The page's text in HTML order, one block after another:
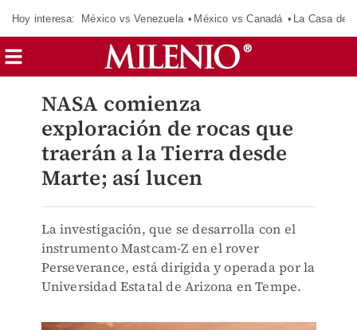
Hoy interesa: México vs Venezuela México vs Canadá La Casa de
NASA comienza
exploración de rocas que
traerán a la Tierra desde
Marte; así lucen
La investigación, que se desarrolla con el
instrumento Mastcam-Z en el rover
Perseverance, está dirigida y operada por la
Universidad Estatal de Arizona en Tempe.